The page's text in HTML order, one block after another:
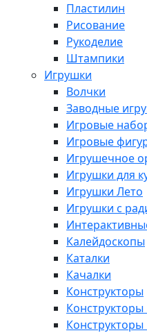
Пластилин
Рисование
Рукоделие
Штампики
Игрушки
Волчки
Заводные
Игровые
Игровые
Игрушечное
Игрушки для
Игрушки Лето
Игрушки с
Калейдоскопы
Каталки
Качалки
Конструкторы
Конструкторы